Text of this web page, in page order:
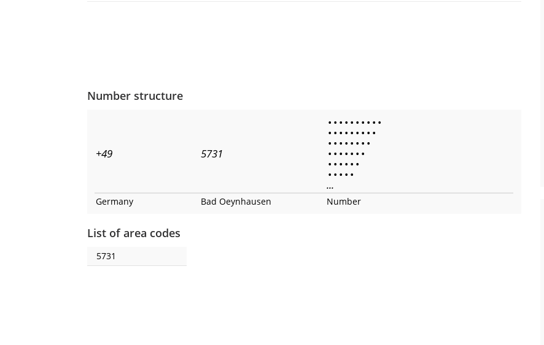
Number structure
+49 5731
• • • • • • • • • •
• • • • • • • • •
• • • • • • • •
• • • • • • •
• • • • • •
• • • • •
...
Germany Bad Oeynhausen Number
List of area codes
5731